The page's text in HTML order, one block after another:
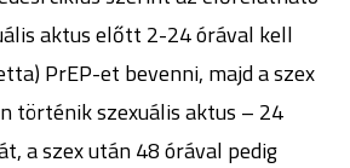
aktus előtt 2-24 órával kell
PrEP-et bevenni, majd a szex
történik szexuális aktus – 24
a szex után 48 órával pedig